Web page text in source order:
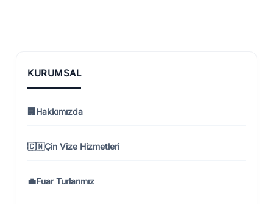
KURUMSAL
Hakkımızda
🇨🇳Çin Vize Hizmetleri
💼Fuar Turlarımız